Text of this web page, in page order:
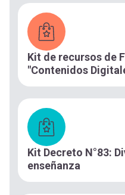
Kit de recursos de
"Contenidos
Kit Decreto N°83:
enseñanza